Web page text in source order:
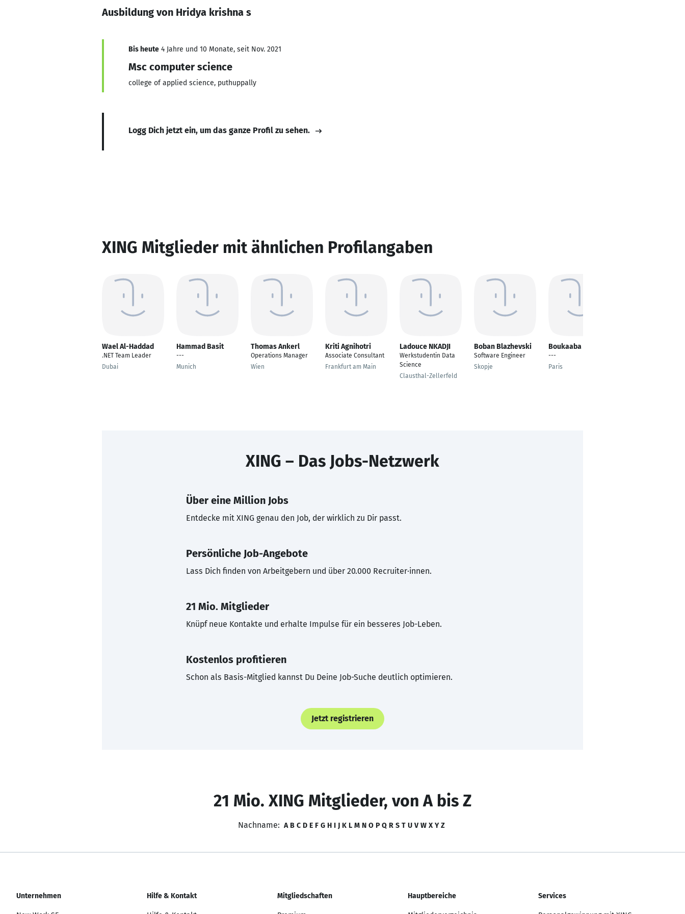
Ausbildung von Hridya krishna s
Bis heute 4 Jahre und 10 Monate, seit Nov. 2021
Msc computer science
college of applied science, puthuppally
Logg Dich jetzt ein, um das ganze Profil zu sehen.
XING Mitglieder mit ähnlichen Profilangaben
Wael Al-Haddad
.NET Team Leader
Dubai
Hammad Basit
---
Munich
Thomas Ankerl
Operations Manager
Wien
Kriti Agnihotri
Associate Consultant
Frankfurt am Main
Ladouce NKADJI
Werkstudentin Data
Science
Clausthal-Zellerfeld
Boban Blazhevski
Software Engineer
Skopje
Boukaaba Omar
---
Paris
XING – Das Jobs-Netzwerk
Über eine Million Jobs
Entdecke mit XING genau den Job, der wirklich zu Dir passt.
Persönliche Job-Angebote
Lass Dich finden von Arbeitgebern und über 20.000 Recruiter·innen.
21 Mio. Mitglieder
Knüpf neue Kontakte und erhalte Impulse für ein besseres Job-Leben.
Kostenlos profitieren
Schon als Basis-Mitglied kannst Du Deine Job-Suche deutlich optimieren.
Jetzt registrieren
21 Mio. XING Mitglieder, von A bis Z
Nachname: A B C D E F G H I J K L M N O P Q R S T U V W X Y Z
Unternehmen Hilfe & Kontakt Mitgliedschaften Hauptbereiche Services